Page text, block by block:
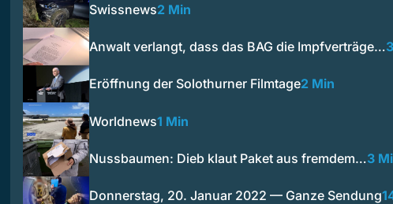
Swissnews2 Min
Anwalt verlangt, dass das BAG die Impfverträge…
Eröffnung der Solothurner Filmtage2 Min
Worldnews1 Min
Nussbaumen: Dieb klaut Paket aus fremdem…3
Donnerstag, 20. Januar 2022 — Ganze Sendung